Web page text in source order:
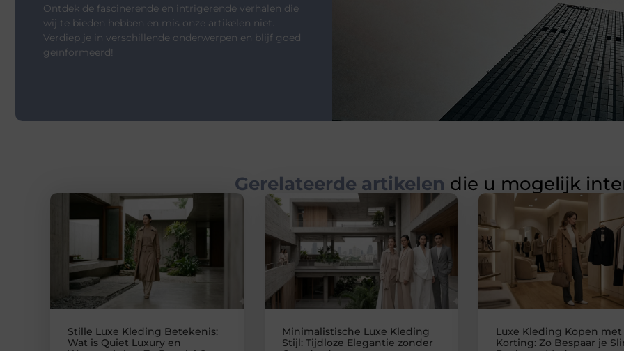
Ontdek de fascinerende en intrigerende verhalen die
wij te bieden hebben en mis onze artikelen niet.
Verdiep je in verschillende onderwerpen en blijf goed
geïnformeerd!
Gerelateerde artikelen die u mogelijk
Stille Luxe Kleding Betekenis:
Wat is Quiet Luxury en
Minimalistische Luxe Kleding
Stijl: Tijdloze Elegantie zonder
Luxe Kleding Kopen met
Korting: Zo Bespaar je